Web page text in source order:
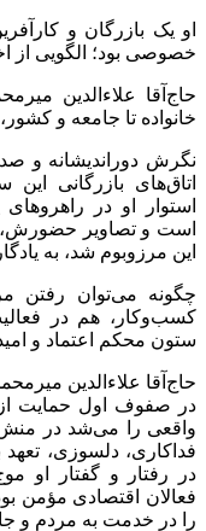
او یک بازرگان و
خصوصی بود؛ الگویی از
حاج‌آقا علاءالدین
خانواده تا جامعه و
نگرش دوراندیشانه و
اتاق‌های بازرگانی
استوار او در
است و تصاویر حضورش،
این مرزوبوم شد، به
چگونه می‌توان رفتن
کسب‌وکار، هم در
ستون محکم اعتماد و
حاج‌آقا علاءالدین
در صفوف اول حمایت از
واقعی را می‌شد در
فداکاری، دلسوزی،
در رفتار و گفتار او
فعالان اقتصادی مؤمن
را در خدمت به مردم و